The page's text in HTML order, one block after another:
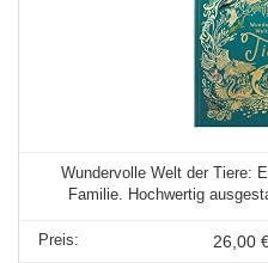
Wundervolle Welt der Tiere:
Familie. Hochwertig
26,00